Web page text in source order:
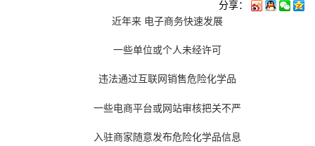
分享：
近年来 电子商务快速发展
一些单位或个人未经许可
违法通过互联网销售危险化学品
一些电商平台或网站审核把关不严
入驻商家随意发布危险化学品信息